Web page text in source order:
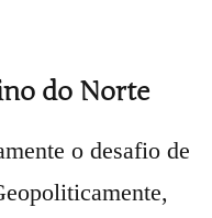
do Norte
o desafio de